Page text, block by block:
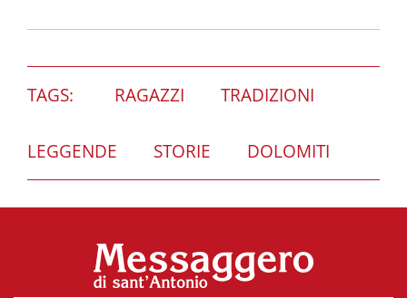
TAGS: RAGAZZI TRADIZIONI
LEGGENDE STORIE DOLOMITI